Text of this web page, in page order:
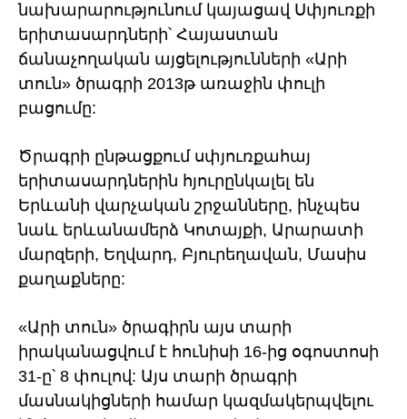
նախարարությունում կայացավ Սփյուռքի
երիտասարդների՝ Հայաստան
ճանաչողական այցելությունների «Արի
տուն» ծրագրի 2013թ առաջին փուլի
բացումը:
Ծրագրի ընթացքում սփյուռքահայ
երիտասարդներին հյուրընկալել են
Երևանի վարչական շրջանները, ինչպես
նաև երևանամերձ Կոտայքի, Արարատի
մարզերի, Եղվարդ, Բյուրեղավան, Մասիս
քաղաքները:
«Արի տուն» ծրագիրն այս տարի
իրականացվում է հունիսի 16-ից օգոստոսի
31-ը՝ 8 փուլով: Այս տարի ծրագրի
մասնակիցների համար կազմակերպվելու